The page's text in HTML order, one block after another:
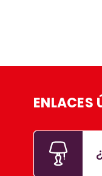
ENLACES